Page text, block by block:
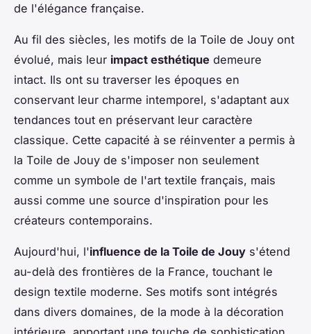
de l'élégance française.
Au fil des siècles, les motifs de la Toile de Jouy ont
évolué, mais leur impact esthétique demeure
intact. Ils ont su traverser les époques en
conservant leur charme intemporel, s'adaptant aux
tendances tout en préservant leur caractère
classique. Cette capacité à se réinventer a permis à
la Toile de Jouy de s'imposer non seulement
comme un symbole de l'art textile français, mais
aussi comme une source d'inspiration pour les
créateurs contemporains.
Aujourd'hui, l'influence de la Toile de Jouy s'étend
au-delà des frontières de la France, touchant le
design textile moderne. Ses motifs sont intégrés
dans divers domaines, de la mode à la décoration